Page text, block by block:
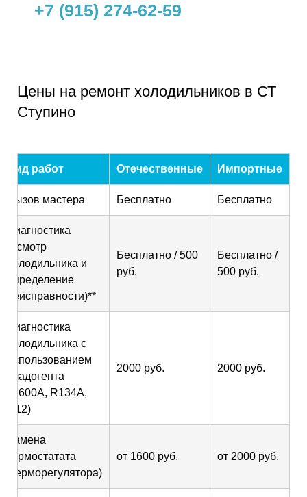
+7 (915) 274-62-59
Цены на ремонт холодильников в СТ
Ступино
Вид работ Отечественные Импортные
Вызов мастера Бесплатно Бесплатно
Диагностика
(осмотр
холодильника и
определение
неисправности)**
Бесплатно / 500
руб.
Бесплатно /
500 руб.
Диагностика
холодильника с
использованием
хладогента
(R600A, R134A,
R12)
2000 руб. 2000 руб.
Замена
термостатата
(терморегулятора)
от 1600 руб. от 2000 руб.